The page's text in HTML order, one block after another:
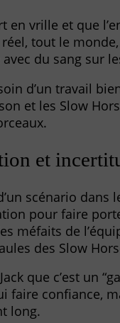
en vrille et que
réel, tout le
du sang sur
d’un travail
et les Slow
et
scénario dans
pour faire
méfaits de
des Slow
que c’est un
faire confiance,
long.